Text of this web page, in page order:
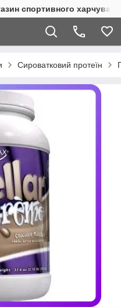
спортивного
Сироватковий протеїн